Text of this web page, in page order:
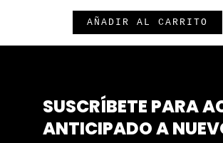
AÑADIR AL CARRITO
SUSCRÍBETE PARA
ANTICIPADO A